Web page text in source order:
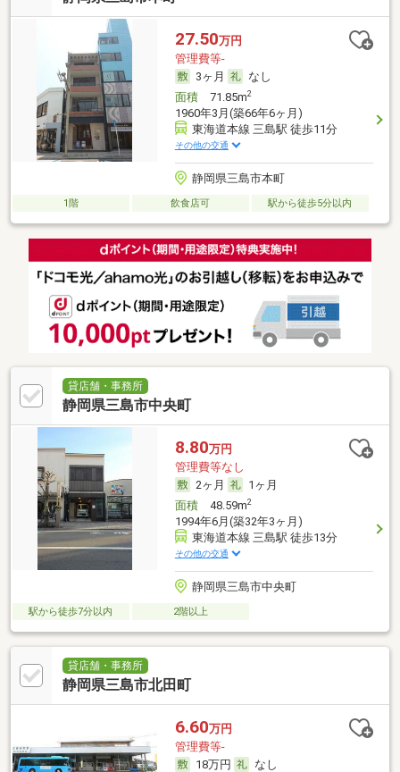
27.50万円
管理費等-
3ヶ月
なし
面積71.85m2
1960年3月(築66年6ヶ月)
東海道本線 三島駅 徒歩11分
その他の交通
静岡県三島市本町
1階 飲食店可 駅から徒歩5分以内
貸店舗・事務所
静岡県三島市中央町
8.80万円
管理費等なし
2ヶ月
1ヶ月
面積48.59m2
1994年6月(築32年3ヶ月)
東海道本線 三島駅 徒歩13分
その他の交通
静岡県三島市中央町
駅から徒歩7分以内 2階以上
貸店舗・事務所
静岡県三島市北田町
6.60万円
管理費等-
18万円
なし